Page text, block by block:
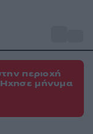
περιοχή
μήνυμα